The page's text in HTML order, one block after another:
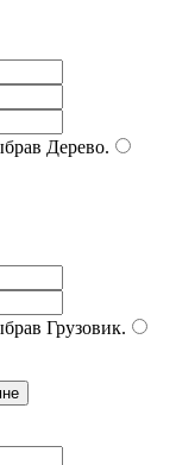
Дерево.
Грузовик.